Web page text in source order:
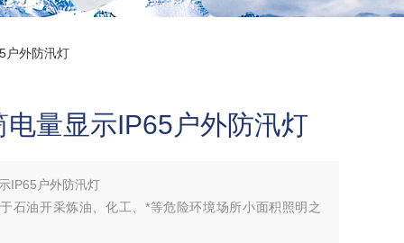
户外防汛灯
量显示IP65户外防汛灯
IP65户外防汛灯
石油开采炼油、化工、*等危险环境场所小面积照明之